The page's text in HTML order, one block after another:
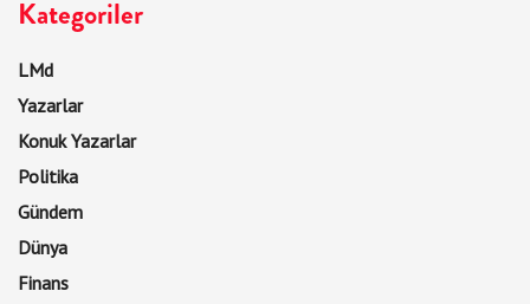
Kategoriler
LMd
Yazarlar
Konuk Yazarlar
Politika
Gündem
Dünya
Finans